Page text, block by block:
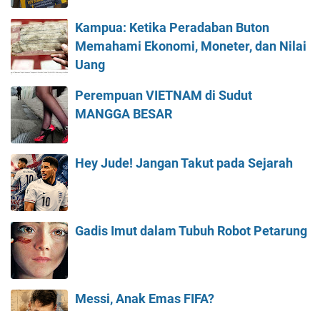
Kampua: Ketika Peradaban Buton
Memahami Ekonomi, Moneter, dan Nilai
Uang
Perempuan VIETNAM di Sudut
MANGGA BESAR
Hey Jude! Jangan Takut pada Sejarah
Gadis Imut dalam Tubuh Robot Petarung
Messi, Anak Emas FIFA?